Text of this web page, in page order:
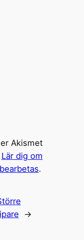
Akismet
Lär dig om
.
→